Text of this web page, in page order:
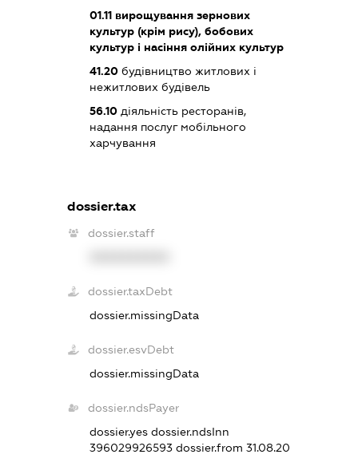
01.11вирощування зернових
культур (крім рису), бобових
культур і насіння олійних культур
41.20будівництво житлових і
нежитлових будівель
56.10діяльність ресторанів,
надання послуг мобільного
харчування
dossier.tax
dossier.staff
dossier.taxDebt
dossier.missingData
dossier.esvDebt
dossier.missingData
dossier.ndsPayer
dossier.yes dossier.ndsInn
396029926593 dossier.from 31.08.20